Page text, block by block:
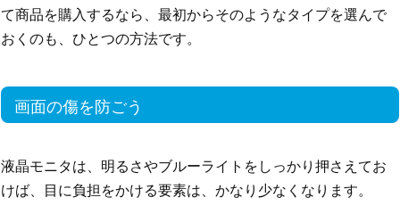
て商品を購入するなら、最初からそのようなタイプを選んで
おくのも、ひとつの方法です。
画面の傷を防ごう
液晶モニタは、明るさやブルーライトをしっかり押さえてお
けば、目に負担をかける要素は、かなり少なくなります。